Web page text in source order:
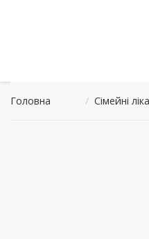
Головна / Сімейні